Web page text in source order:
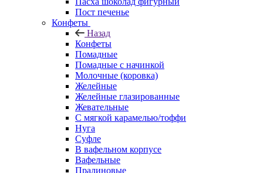
Пост печенье
Конфеты
Назад
Конфеты
Помадные
Помадные с начинкой
Молочные (коровка)
Желейные
Желейные глазированные
Жевательные
С мягкой карамелью/тоффи
Нуга
Суфле
В вафельном корпусе
Вафельные
Пралиновые